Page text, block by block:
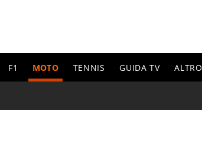
F1 MOTO TENNIS GUIDA TV ALTRO